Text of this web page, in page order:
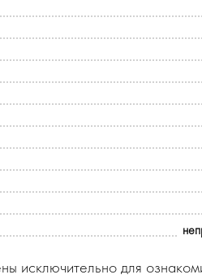
исключительно для